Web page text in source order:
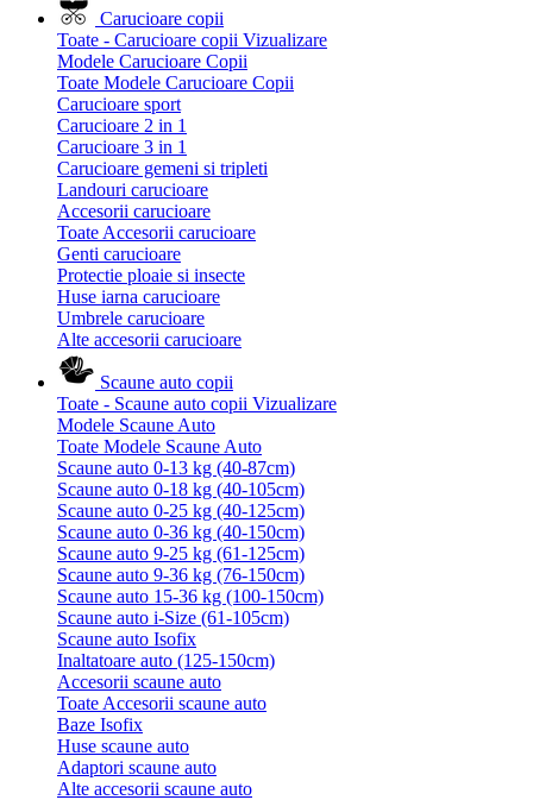
Carucioare copii
Toate - Carucioare copii Vizualizare
Modele Carucioare Copii
Toate Modele Carucioare Copii
Carucioare sport
Carucioare 2 in 1
Carucioare 3 in 1
Carucioare gemeni si tripleti
Landouri carucioare
Accesorii carucioare
Toate Accesorii carucioare
Genti carucioare
Protectie ploaie si insecte
Huse iarna carucioare
Umbrele carucioare
Alte accesorii carucioare
Scaune auto copii
Toate - Scaune auto copii Vizualizare
Modele Scaune Auto
Toate Modele Scaune Auto
Scaune auto 0-13 kg (40-87cm)
Scaune auto 0-18 kg (40-105cm)
Scaune auto 0-25 kg (40-125cm)
Scaune auto 0-36 kg (40-150cm)
Scaune auto 9-25 kg (61-125cm)
Scaune auto 9-36 kg (76-150cm)
Scaune auto 15-36 kg (100-150cm)
Scaune auto i-Size (61-105cm)
Scaune auto Isofix
Inaltatoare auto (125-150cm)
Accesorii scaune auto
Toate Accesorii scaune auto
Baze Isofix
Huse scaune auto
Adaptori scaune auto
Alte accesorii scaune auto